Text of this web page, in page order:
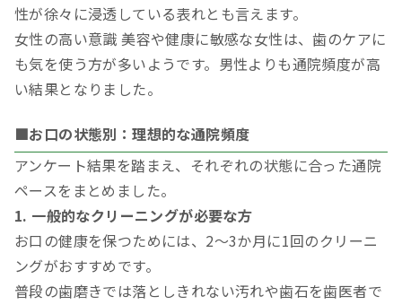
性が徐々に浸透している表れとも言えます。
女性の高い意識 美容や健康に敏感な女性は、歯のケアに
も気を使う方が多いようです。男性よりも通院頻度が高
い結果となりました。
■お口の状態別：理想的な通院頻度
アンケート結果を踏まえ、それぞれの状態に合った通院
ペースをまとめました。
1. 一般的なクリーニングが必要な方
お口の健康を保つためには、2～3か月に1回のクリーニ
ングがおすすめです。
普段の歯磨きでは落としきれない汚れや歯石を歯医者で